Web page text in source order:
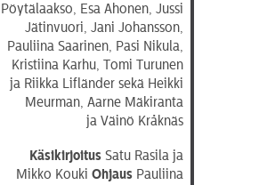
Pöytälaakso, Esa Ahonen, Jussi
Jätinvuori, Jani Johansson,
Pauliina Saarinen, Pasi Nikula,
Kristiina Karhu, Tomi Turunen
ja Riikka Lifländer sekä Heikki
Meurman, Aarne Mäkiranta
ja Väinö Kråknäs
KäsikirjoitusSatu Rasila ja
Mikko KoukiOhjaus Pauliina